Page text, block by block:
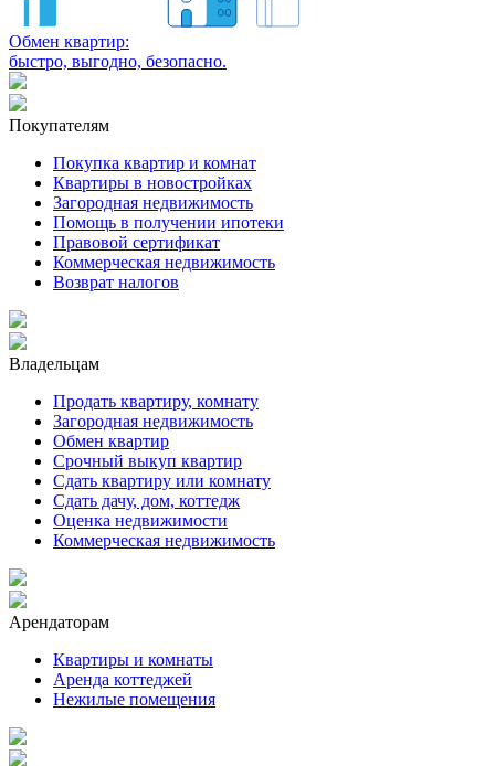
Обмен квартир:
быстро, выгодно, безопасно.
Покупателям
Покупка квартир и комнат
Квартиры в новостройках
Загородная недвижимость
Помощь в получении ипотеки
Правовой сертификат
Коммерческая недвижимость
Возврат налогов
Владельцам
Продать квартиру, комнату
Загородная недвижимость
Обмен квартир
Срочный выкуп квартир
Сдать квартиру или комнату
Сдать дачу, дом, коттедж
Оценка недвижимости
Коммерческая недвижимость
Арендаторам
Квартиры и комнаты
Аренда коттеджей
Нежилые помещения